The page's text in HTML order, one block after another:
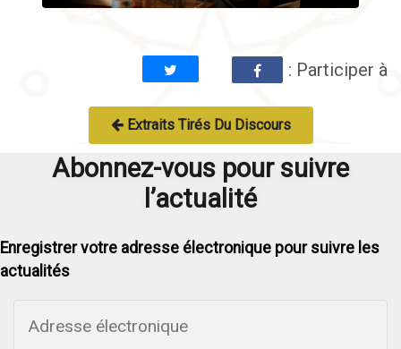
: Participer à
Extraits Tirés Du Discours
Abonnez-vous pour suivre
l’actualité
Enregistrer votre adresse électronique pour suivre les
actualités